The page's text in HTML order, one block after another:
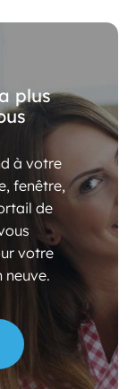
plus
à votre
fenêtre,
de
votre
neuve.